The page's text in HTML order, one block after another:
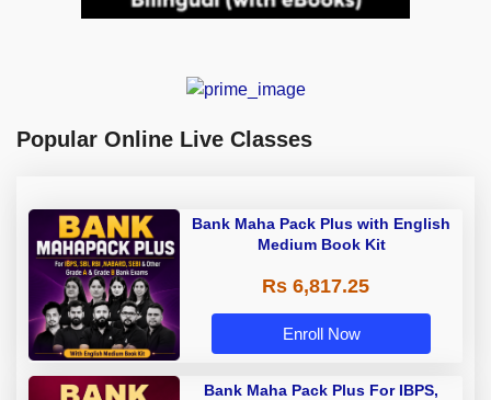
Popular Online Live Classes
Bank Maha Pack Plus with English
Medium Book Kit
Rs 6,817.25
Enroll Now
Bank Maha Pack Plus For IBPS,